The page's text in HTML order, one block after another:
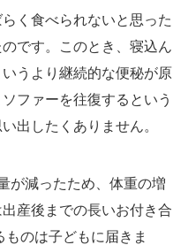
く食べられないと思った
です。このとき、寝込ん
うより継続的な便秘が原
ファーを往復するという
出したくありません。
が減ったため、体重の増
産後までの長いお付き合
のは子どもに届きま